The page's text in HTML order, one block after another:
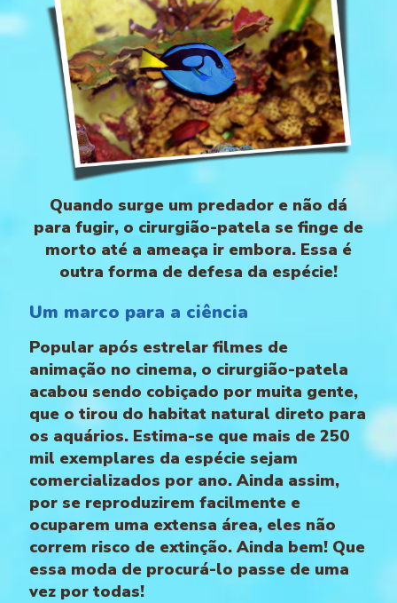
Quando surge um predador e não dá
para fugir, o cirurgião-patela se finge de
morto até a ameaça ir embora. Essa é
outra forma de defesa da espécie!
Um marco para a ciência
Popular após estrelar filmes de
animação no cinema, o cirurgião-patela
acabou sendo cobiçado por muita gente,
que o tirou do habitat natural direto para
os aquários. Estima-se que mais de 250
mil exemplares da espécie sejam
comercializados por ano. Ainda assim,
por se reproduzirem facilmente e
ocuparem uma extensa área, eles não
correm risco de extinção. Ainda bem! Que
essa moda de procurá-lo passe de uma
vez por todas!